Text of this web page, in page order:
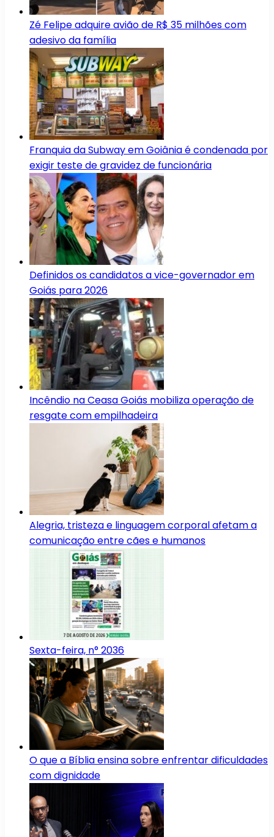
Zé Felipe adquire avião de R$ 35 milhões com
adesivo da família
Franquia da Subway em Goiânia é condenada por
exigir teste de gravidez de funcionária
Definidos os candidatos a vice-governador em
Goiás para 2026
Incêndio na Ceasa Goiás mobiliza operação de
resgate com empilhadeira
Alegria, tristeza e linguagem corporal afetam a
comunicação entre cães e humanos
Sexta-feira, n° 2036
O que a Bíblia ensina sobre enfrentar dificuldades
com dignidade